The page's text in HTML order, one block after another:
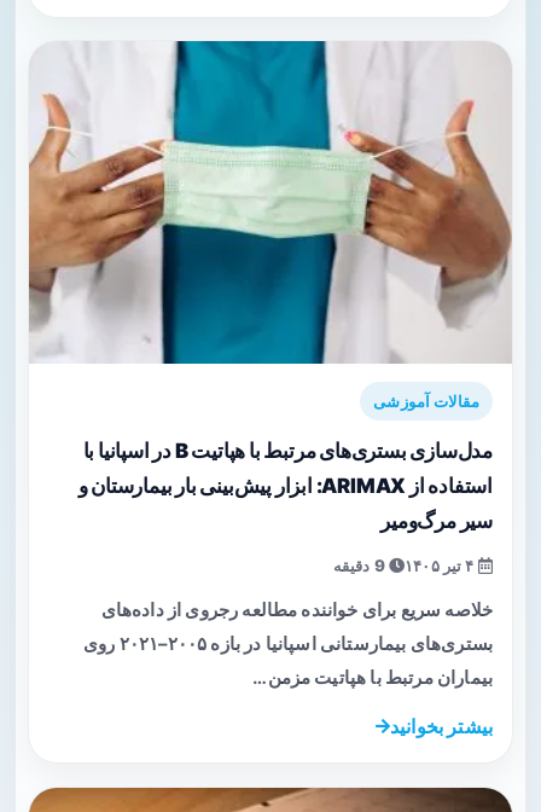
مقالات آموزشی
مدل‌سازی بستری‌های مرتبط با هپاتیت B در اسپانیا با
استفاده از ARIMAX: ابزار پیش‌بینی بار بیمارستان و
سیر مرگ‌ومیر
9 دقیقه
خلاصه سریع برای خواننده مطالعه رجروی از داده‌های
بستری‌های بیمارستانی اسپانیا در بازه ۲۰۰۵–۲۰۲۱ روی
بیماران مرتبط با هپاتیت مزمن…
بیشتر بخوانید